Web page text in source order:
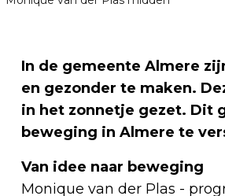
In de gemeente Almere
en gezonder te maken.
in het zonnetje gezet. Dit
beweging in Almere te
Van idee naar beweging
Monique van der Plas -